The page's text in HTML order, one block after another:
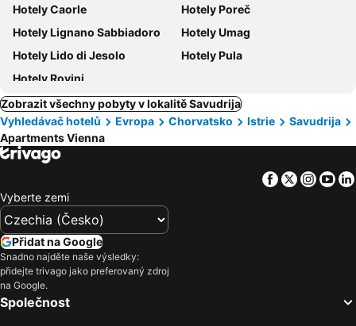
Hotely Caorle
Hotely Poreč
Hotely Lignano Sabbiadoro
Hotely Umag
Hotely Lido di Jesolo
Hotely Pula
Hotely Rovinj
Zobrazit všechny pobyty v lokalitě Savudrija
Vyhledávač hotelů
Evropa Chorvatsko Istrie
Savudrija
Apartments Vienna
Facebook
Twitter
Vyberte zemi
Přidat na Google
Snadno najděte naše výsledky:
přidejte trivago jako preferovaný zdroj
na Google.
Společnost